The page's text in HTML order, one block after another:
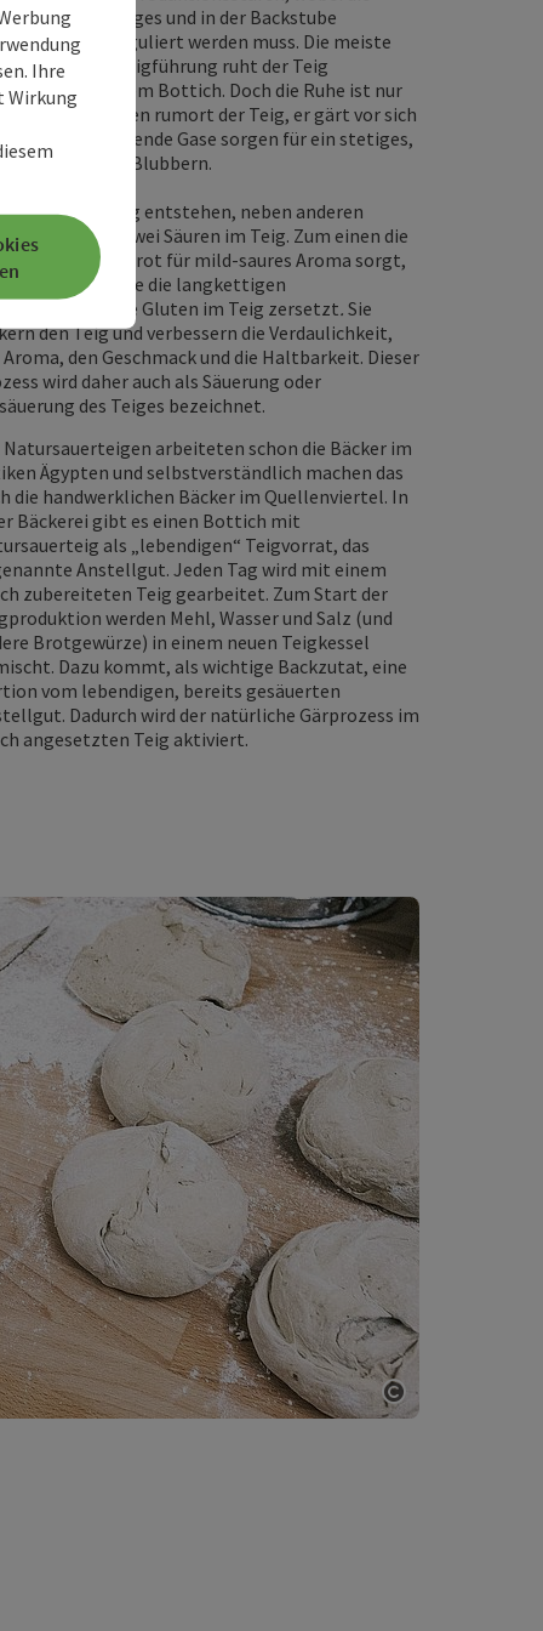
des Teiges und in der Backstube
und reguliert werden muss. Die meiste
während der Teigführung ruht der Teig
in seinem Bottich. Doch die Ruhe ist nur
Im Inneren rumort der Teig, er gärt vor sich
Dabei entweichende Gase sorgen für ein stetiges,
gemächliches Blubbern.
der Gärung entstehen, neben anderen
zwei Säuren im Teig. Zum einen die
die im Brot für mild-saures Aroma sorgt,
Essigsäure, die die langkettigen
wie Gluten im Teig zersetzt. Sie
den Teig und verbessern die Verdaulichkeit,
Aroma, den Geschmack und die Haltbarkeit. Dieser
wird daher auch als Säuerung oder
des Teiges bezeichnet.
arbeiteten schon die Bäcker im
Ägypten und selbstverständlich machen das
die handwerklichen Bäcker im Quellenviertel. In
Bäckerei gibt es einen Bottich mit
als „lebendigen“ Teigvorrat, das
Anstellgut. Jeden Tag wird mit einem
zubereiteten Teig gearbeitet. Zum Start der
werden Mehl, Wasser und Salz (und
Brotgewürze) in einem neuen Teigkessel
Dazu kommt, als wichtige Backzutat, eine
vom lebendigen, bereits gesäuerten
Dadurch wird der natürliche Gärprozess im
angesetzten Teig aktiviert.
Copyright
Ihre
Wirkung